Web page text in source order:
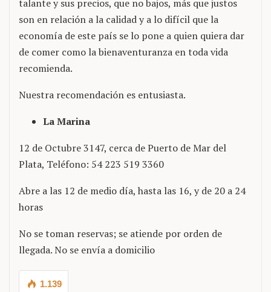
talante y sus precios, que no bajos, más que justos
son en relación a la calidad y a lo difícil que la
economía de este país se lo pone a quien quiera dar
de comer como la bienaventuranza en toda vida
recomienda.
Nuestra recomendación es entusiasta.
La Marina
12 de Octubre 3147, cerca de Puerto de Mar del
Plata, Teléfono: 54 223 519 3360
Abre a las 12 de medio día, hasta las 16, y de 20 a 24
horas
No se toman reservas; se atiende por orden de
llegada. No se envía a domicilio
1.139